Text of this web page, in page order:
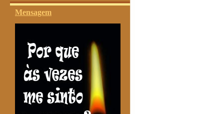
Mensagem